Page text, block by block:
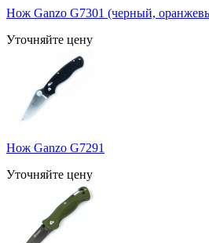
Нож Ganzo G7301 (черный,
Уточняйте цену
Нож Ganzo G7291
Уточняйте цену